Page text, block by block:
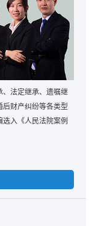
、法定继承、遗嘱继
财产纠纷等各类型
入《人民法院案例